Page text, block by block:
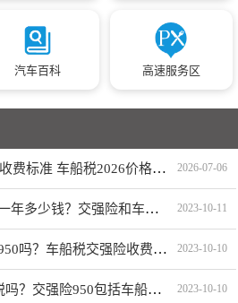
汽车百科 高速服务区
2026车船税最新规定收费标准 车船税2026价格表明细 一共多少钱？ 2026-07-06
交强险和车船税大概一年多少钱？交强险和车船税一共多少钱 2023-10-11
交强险和车船税一共950吗？车船税交强险收费标准2023年 2023-10-10
交强险980元含车船税吗？交强险950包括车船税吗 2023-10-10